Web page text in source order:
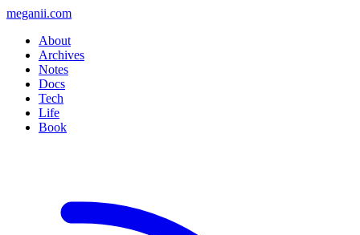
meganii.com
About
Archives
Notes
Docs
Tech
Life
Book